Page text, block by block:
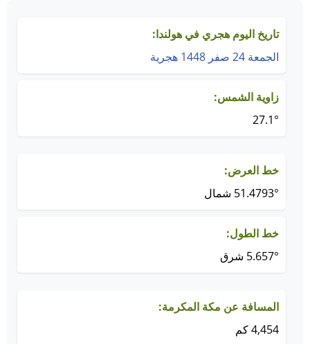
تاريخ اليوم هجري في هولندا:
الجمعة 24 صفر 1448 هجرية
زاوية الشمس:
27.1°
خط العرض:
51.4793° شمال
خط الطول:
5.657° شرق
المسافة عن مكة المكرمة:
4,454 كم